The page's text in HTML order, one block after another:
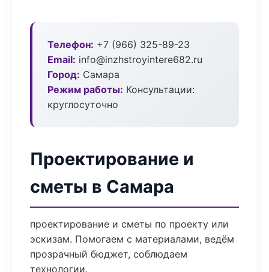
Телефон: +7 (966) 325-89-23
Email: info@inzhstroyintere682.ru
Город: Самара
Режим работы: Консультации:
круглосуточно
Проектирование и
сметы в Самара
проектирование и сметы по проекту или
эскизам. Помогаем с материалами, ведём
прозрачный бюджет, соблюдаем
технологии.